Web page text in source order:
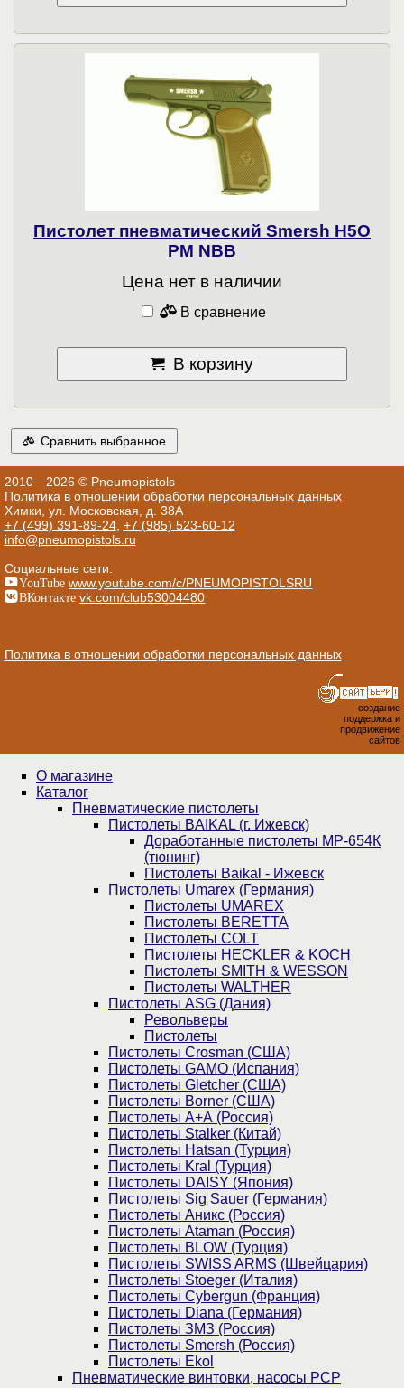
Пистолет пневматический Smersh H5O
PM NBB
Цена нет в наличии
В сравнение
В корзину
Сравнить выбранное
2010—2026 © Pneumopistols
Политика в отношении обработки персональных данных
Химки, ул. Московская, д. 38А
+7 (499) 391-89-24, +7 (985) 523-60-12
info@pneumopistols.ru
Социальные сети:
YouTube www.youtube.com/c/PNEUMOPISTOLSRU
ВКонтакте vk.com/club53004480
Политика в отношении обработки персональных данных
создание
поддержка и
продвижение
сайтов
О магазине
Каталог
Пнев­ма­ти­чес­кие пистолеты
Пистолеты BAIKAL (г. Ижевск)
Доработанные пистолеты МР-654К
(тюнинг)
Пистолеты Baikal - Ижевск
Пистолеты Umarex (Германия)
Пистолеты UMAREX
Пистолеты BERETTA
Пистолеты COLT
Пистолеты HECKLER & KOCH
Пистолеты SMITH & WESSON
Пистолеты WALTHER
Пистолеты ASG (Дания)
Револьверы
Пистолеты
Пистолеты Crosman (США)
Пистолеты GAMO (Испания)
Пистолеты Gletcher (США)
Пистолеты Borner (США)
Пистолеты А+А (Россия)
Пистолеты Stalker (Китай)
Пистолеты Hatsan (Турция)
Пистолеты Kral (Турция)
Пистолеты DAISY (Япония)
Пистолеты Sig Sauer (Германия)
Пистолеты Аникс (Россия)
Пистолеты Ataman (Россия)
Пистолеты BLOW (Турция)
Пистолеты SWISS ARMS (Швейцария)
Пистолеты Stoeger (Италия)
Пистолеты Cybergun (Франция)
Пистолеты Diana (Германия)
Пистолеты ЗМЗ (Россия)
Пистолеты Smersh (Россия)
Пистолеты Ekol
Пневматические винтовки, насосы PCP